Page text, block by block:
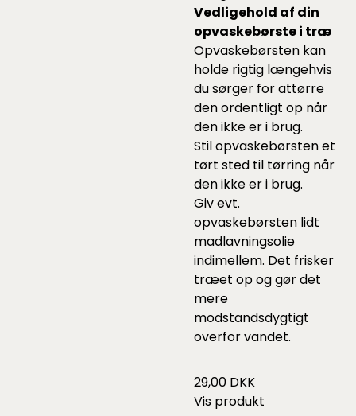
Vedligehold af din
opvaskebørste i træ
Opvaskebørsten kan
holde rigtig længehvis
du sørger for attørre
den ordentligt op når
den ikke er i brug.
Stil opvaskebørsten et
tørt sted til tørring når
den ikke er i brug.
Giv evt.
opvaskebørsten lidt
madlavningsolie
indimellem. Det frisker
træet op og gør det
mere
modstandsdygtigt
overfor vandet.
29,00 DKK
Vis produkt